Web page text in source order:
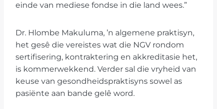
einde van mediese fondse in die land wees.”
Dr. Hlombe Makuluma, ’n algemene praktisyn,
het gesê die vereistes wat die NGV rondom
sertifisering, kontraktering en akkreditasie het,
is kommerwekkend. Verder sal die vryheid van
keuse van gesondheidspraktisyns sowel as
pasiënte aan bande gelê word.